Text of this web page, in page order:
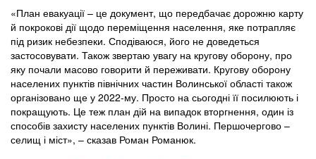
«План евакуації – це документ, що передбачає дорожню карту
й покрокові дії щодо переміщення населення, яке потрапляє
під ризик небезпеки. Сподіваюся, його не доведеться
застосовувати. Також звертаю увагу на кругову оборону, про
яку почали масово говорити й переживати. Кругову оборону
населених пунктів північних частин Волинської області також
організовано ще у 2022-му. Просто на сьогодні її посилюють і
покращують. Це теж план дій на випадок вторгнення, один із
способів захисту населених пунктів Волині. Першочергово –
селищ і міст», – сказав Роман Романюк.